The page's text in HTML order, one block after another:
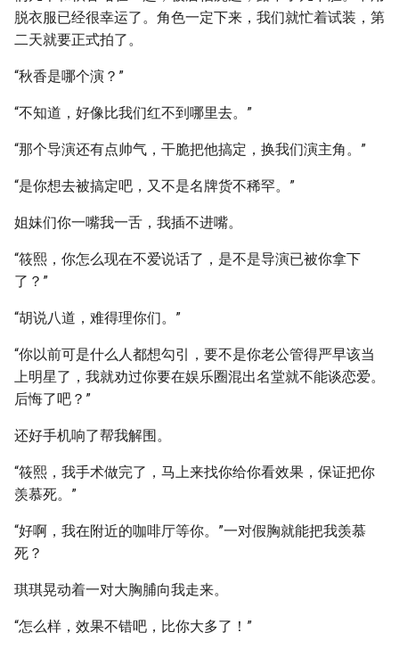
脱衣服已经很幸运了。角色一定下来，我们就忙着试装，第
二天就要正式拍了。
“秋香是哪个演？”
“不知道，好像比我们红不到哪里去。”
“那个导演还有点帅气，干脆把他搞定，换我们演主角。”
“是你想去被搞定吧，又不是名牌货不稀罕。”
姐妹们你一嘴我一舌，我插不进嘴。
“筱熙，你怎么现在不爱说话了，是不是导演已被你拿下
了？”
“胡说八道，难得理你们。”
“你以前可是什么人都想勾引，要不是你老公管得严早该当
上明星了，我就劝过你要在娱乐圈混出名堂就不能谈恋爱。
后悔了吧？”
还好手机响了帮我解围。
“筱熙，我手术做完了，马上来找你给你看效果，保证把你
羡慕死。”
“好啊，我在附近的咖啡厅等你。”一对假胸就能把我羡慕
死？
琪琪晃动着一对大胸脯向我走来。
“怎么样，效果不错吧，比你大多了！”